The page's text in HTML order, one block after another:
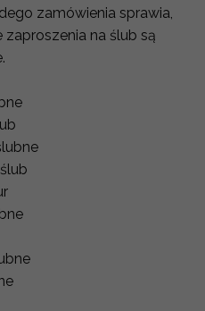
zamówienia sprawia,
na ślub są